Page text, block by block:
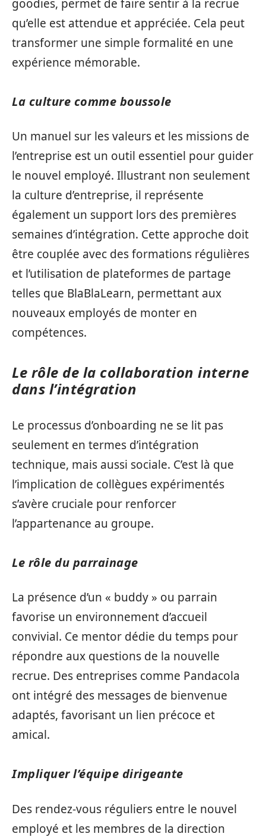
goodies, permet de faire sentir à la recrue
qu’elle est attendue et appréciée. Cela peut
transformer une simple formalité en une
expérience mémorable.
La culture comme boussole
Un manuel sur les valeurs et les missions de
l’entreprise est un outil essentiel pour guider
le nouvel employé. Illustrant non seulement
la culture d’entreprise, il représente
également un support lors des premières
semaines d’intégration. Cette approche doit
être couplée avec des formations régulières
et l’utilisation de plateformes de partage
telles que BlaBlaLearn, permettant aux
nouveaux employés de monter en
compétences.
Le rôle de la collaboration interne
dans l’intégration
Le processus d’onboarding ne se lit pas
seulement en termes d’intégration
technique, mais aussi sociale. C’est là que
l’implication de collègues expérimentés
s’avère cruciale pour renforcer
l’appartenance au groupe.
Le rôle du parrainage
La présence d’un « buddy » ou parrain
favorise un environnement d’accueil
convivial. Ce mentor dédie du temps pour
répondre aux questions de la nouvelle
recrue. Des entreprises comme Pandacola
ont intégré des messages de bienvenue
adaptés, favorisant un lien précoce et
amical.
Impliquer l’équipe dirigeante
Des rendez-vous réguliers entre le nouvel
employé et les membres de la direction